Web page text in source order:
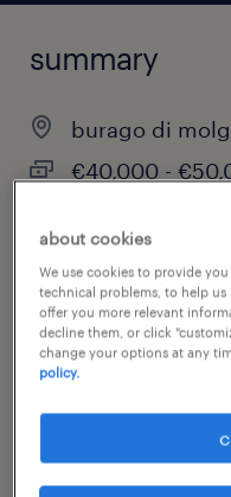
summary
burago di
€40,000 -
job category
about cookies
We use cookies to provide
technical problems, to help us
offer you more relevant
decline them, or click
change your options at any
policy.